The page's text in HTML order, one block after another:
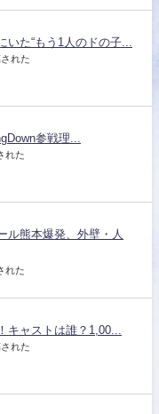
いた“もう1人のドの子...
れた
参戦理...
れた
ル熊本爆発、外壁・人
れた
キャストは誰？1,00...
れた